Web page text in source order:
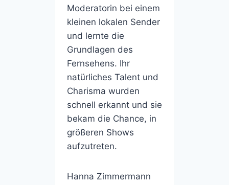
Moderatorin bei einem
kleinen lokalen Sender
und lernte die
Grundlagen des
Fernsehens. Ihr
natürliches Talent und
Charisma wurden
schnell erkannt und sie
bekam die Chance, in
größeren Shows
aufzutreten.
Hanna Zimmermann